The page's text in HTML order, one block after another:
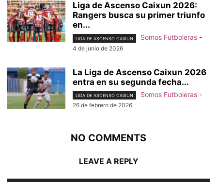
Liga de Ascenso Caixun 2026:
Rangers busca su primer triunfo
en...
LIGA DE ASCENSO CAIXUN Somos Futboleras -
4 de junio de 2026
La Liga de Ascenso Caixun 2026
entra en su segunda fecha...
LIGA DE ASCENSO CAIXUN Somos Futboleras -
26 de febrero de 2026
NO COMMENTS
LEAVE A REPLY